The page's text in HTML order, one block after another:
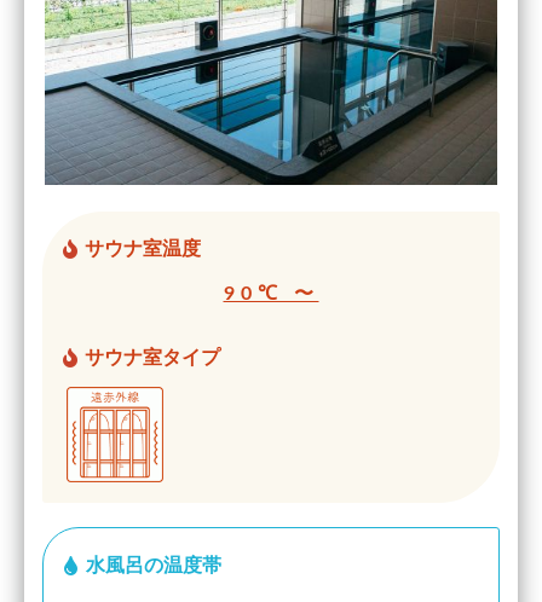
サウナ室温度
90℃ 〜
サウナ室タイプ
水風呂の温度帯